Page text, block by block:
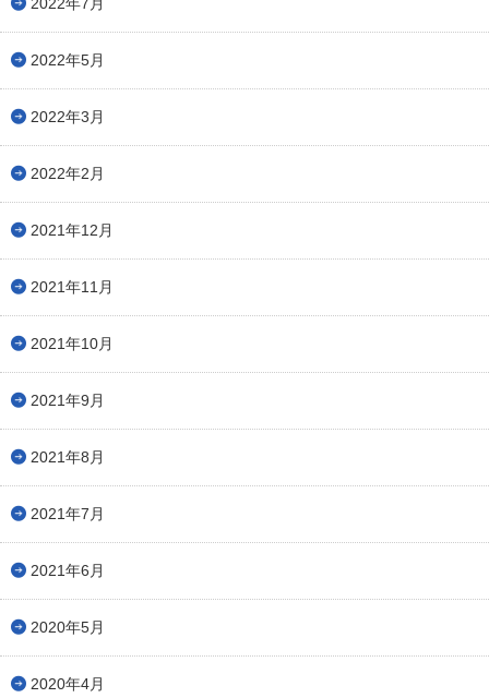
2022年5月
2022年3月
2022年2月
2021年12月
2021年11月
2021年10月
2021年9月
2021年8月
2021年7月
2021年6月
2020年5月
2020年4月